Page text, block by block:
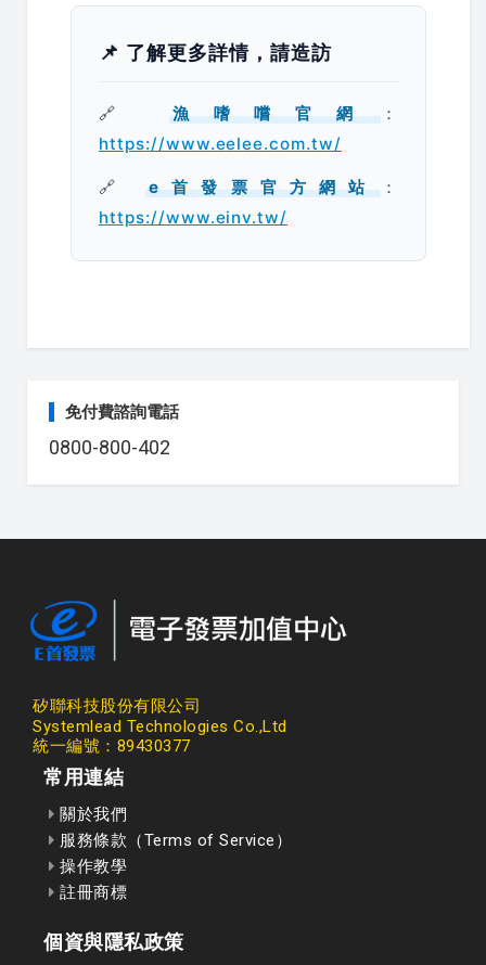
📌 了解更多詳情，請造訪
🔗 漁嗜嚐官網 ：
https://www.eelee.com.tw/
🔗e首發票官方網站 ：
https://www.einv.tw/
免付費諮詢電話
0800-800-402
矽聯科技股份有限公司
Systemlead Technologies Co.,Ltd
統一編號：89430377
常用連結
關於我們
服務條款（Terms of Service）
操作教學
註冊商標
個資與隱私政策